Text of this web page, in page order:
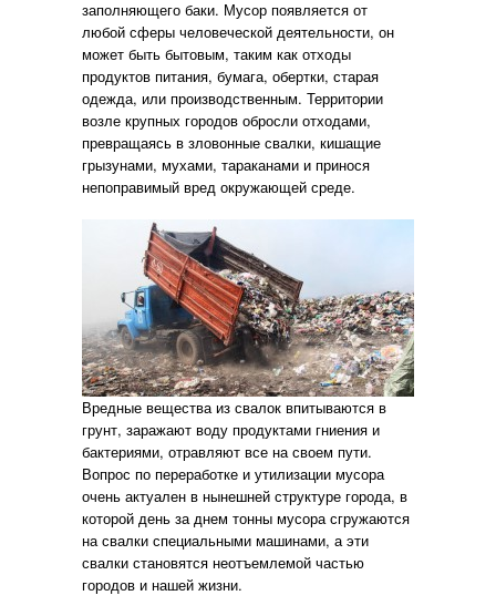
заполняющего баки. Мусор появляется от
любой сферы человеческой деятельности, он
может быть бытовым, таким как отходы
продуктов питания, бумага, обертки, старая
одежда, или производственным. Территории
возле крупных городов обросли отходами,
превращаясь в зловонные свалки, кишащие
грызунами, мухами, тараканами и принося
непоправимый вред окружающей среде.
Вредные вещества из свалок впитываются в
грунт, заражают воду продуктами гниения и
бактериями, отравляют все на своем пути.
Вопрос по переработке и утилизации мусора
очень актуален в нынешней структуре города, в
которой день за днем тонны мусора сгружаются
на свалки специальными машинами, а эти
свалки становятся неотъемлемой частью
городов и нашей жизни.